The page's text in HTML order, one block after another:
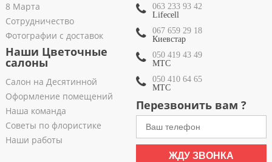
8 Марта
Сотрудничество
Фотографии с доставок
Наши Цветочные
салоны
Салон на Десятинной
Оформление помещений
Наша команда
Советы по флористике
Наши работы
063 233 93 42
Lifecell
067 659 29 18
Киевстар
050 419 43 49
МТС
050 410 64 65
МТС
Перезвонить вам ?
ЖДУ ЗВОНКА